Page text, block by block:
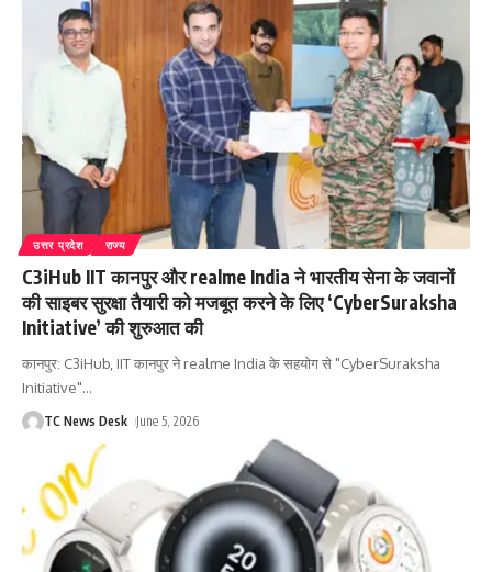
उत्तर प्रदेश राज्य
C3iHub IIT कानपुर और realme India ने भारतीय सेना के जवानों
की साइबर सुरक्षा तैयारी को मजबूत करने के लिए ‘CyberSuraksha
Initiative’ की शुरुआत की
कानपुर: C3iHub, IIT कानपुर ने realme India के सहयोग से "CyberSuraksha
Initiative"…
TC News Desk June 5, 2026